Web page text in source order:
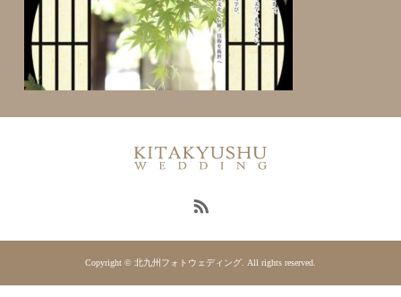
Copyright © 北九州フォトウェディング. All rights reserved.